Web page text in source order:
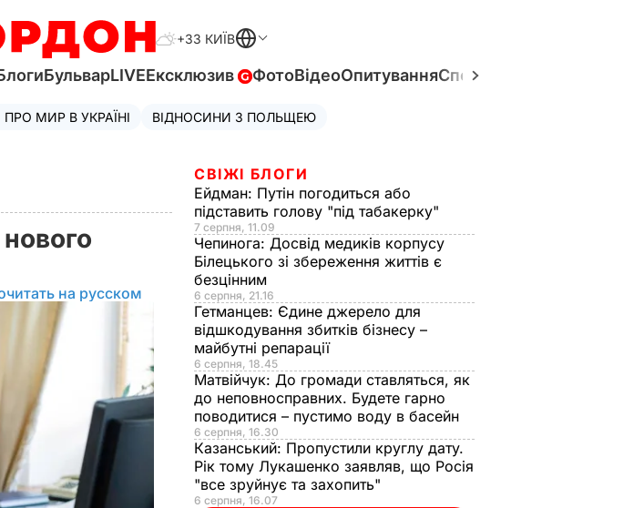
+33 КИЇВ
БульварLIVEЕксклюзив ФотоВідеоОпитуванняСпецпроєкти
МИР В УКРАЇНІ ВІДНОСИНИ З ПОЛЬЩЕЮ
на русском
СВІЖІ БЛОГИ
Ейдман: Путін погодиться або
підставить голову "під табакерку"
7 серпня, 11.09
Чепинога: Досвід медиків корпусу
Білецького зі збереження життів є
безцінним
6 серпня, 21.16
Гетманцев: Єдине джерело для
відшкодування збитків бізнесу –
майбутні репарації
6 серпня, 18.45
Матвійчук: До громади ставляться, як
до неповносправних. Будете гарно
поводитися – пустимо воду в басейн
6 серпня, 16.30
Казанський: Пропустили круглу дату.
Рік тому Лукашенко заявляв, що Росія
"все зруйнує та захопить"
6 серпня, 16.07